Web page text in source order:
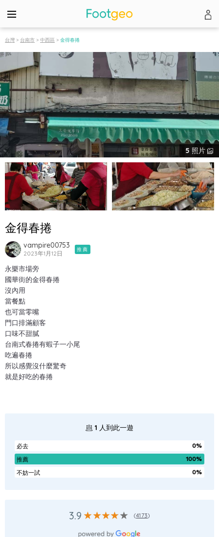
台灣 > 台南市 > 中西區 > 金得春捲
5 照片
金得春捲
vampire00753
2023年1月12日
推薦
永樂市場旁
國華街的金得春捲
沒內用
當餐點
也可當零嘴
門口排滿顧客
口味不甜膩
台南式春捲有蝦子一小尾
吃遍春捲
所以感覺沒什麼驚奇
就是好吃的春捲
1 人到此一遊
必去
0%
推薦
100%
不妨一試
0%
3.9 (4173)